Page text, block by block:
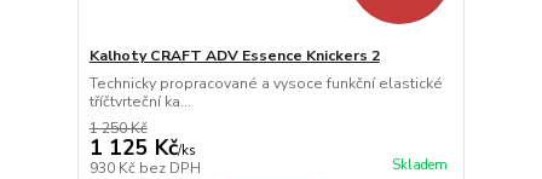
Kalhoty CRAFT ADV Essence Knickers 2
Technicky propracované a vysoce funkční elastické
tříčtvrteční ka...
1 250 Kč
1 125 Kč/ks
930 Kč bez DPH Skladem